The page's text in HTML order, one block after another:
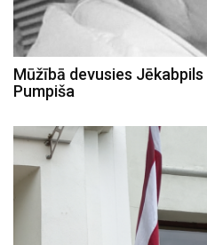
Mūžībā devusies
Pumpiša